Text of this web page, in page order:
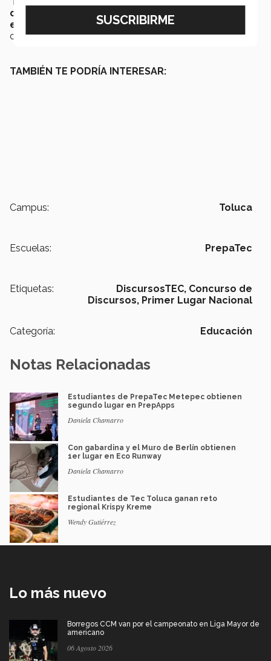
demás
recuerda que alguien puede encontrar
esperanza y un gran mensaje en lo que tú digas
concluyó Valentina.
TAMBIÉN TE PODRÍA INTERESAR:
Campus: Toluca
Escuelas: PrepaTec
Etiquetas: DiscursosTEC, Concurso de
Discursos, Primer Lugar Nacional
Categoría: Educación
Notas Relacionadas
Estudiantes de PrepaTec Metepec obtienen
segundo lugar en PrepApps
Daniela Chamarro
Con gabardina y el Muro de Berlín obtienen
1er lugar en Eco Runway
Daniela Chamarro
Estudiantes de Tec Toluca ganan reto
regional Krispy Kreme
Wendy Gutiérrez
Lo más nuevo
Borregos CCM van por el campeonato en Liga Mayor de
americano
06 Agosto 2026